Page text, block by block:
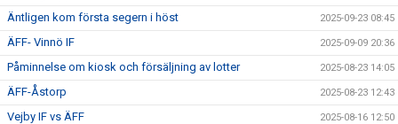
Äntligen kom första segern i höst 2025-09-23 08:45
ÄFF- Vinnö IF 2025-09-09 20:36
Påminnelse om kiosk och försäljning av lotter 2025-08-23 14:05
ÄFF-Åstorp 2025-08-23 12:43
Vejby IF vs ÄFF 2025-08-16 12:50